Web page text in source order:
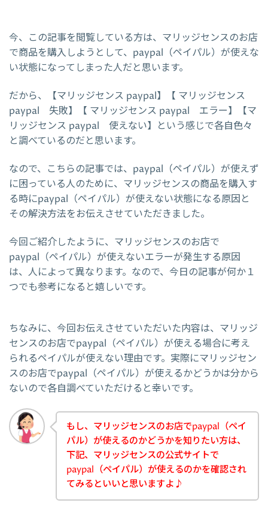
今、この記事を閲覧している方は、マリッジセンスのお店
で商品を購入しようとして、paypal（ペイパル）が使えな
い状態になってしまった人だと思います。
だから、【マリッジセンス paypal】【 マリッジセンス
paypal 失敗】【 マリッジセンス paypal エラー】【マ
リッジセンス paypal 使えない】という感じで各自色々
と調べているのだと思います。
なので、こちらの記事では、paypal（ペイパル）が使えず
に困っている人のために、マリッジセンスの商品を購入す
る時にpaypal（ペイパル）が使えない状態になる原因と
その解決方法をお伝えさせていただきました。
今回ご紹介したように、マリッジセンスのお店で
paypal（ペイパル）が使えないエラーが発生する原因
は、人によって異なります。なので、今日の記事が何か１
つでも参考になると嬉しいです。
ちなみに、今回お伝えさせていただいた内容は、マリッジ
センスのお店でpaypal（ペイパル）が使える場合に考え
られるペイパルが使えない理由です。実際にマリッジセン
スのお店でpaypal（ペイパル）が使えるかどうかは分から
ないので各自調べていただけると幸いです。
もし、マリッジセンスのお店でpaypal（ペイ
パル）が使えるのかどうかを知りたい方は、
下記、マリッジセンスの公式サイトで
paypal（ペイパル）が使えるのかを確認され
てみるといいと思いますよ♪